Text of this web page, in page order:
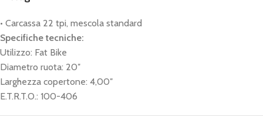
• Carcassa 22 tpi, mescola standard
Specifiche tecniche:
Utilizzo: Fat Bike
Diametro ruota: 20″
Larghezza copertone: 4,00″
E.T.R.T.O.: 100-406